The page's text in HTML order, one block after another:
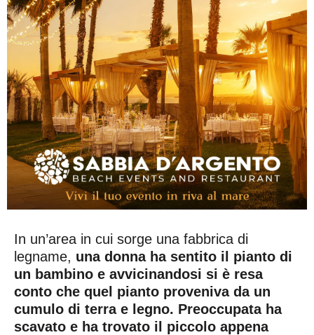
In un’area in cui sorge una fabbrica di
legname, una donna ha sentito il pianto di
un bambino e avvicinandosi si è resa
conto che quel pianto proveniva da un
cumulo di terra e legno. Preoccupata ha
scavato e ha trovato il piccolo appena